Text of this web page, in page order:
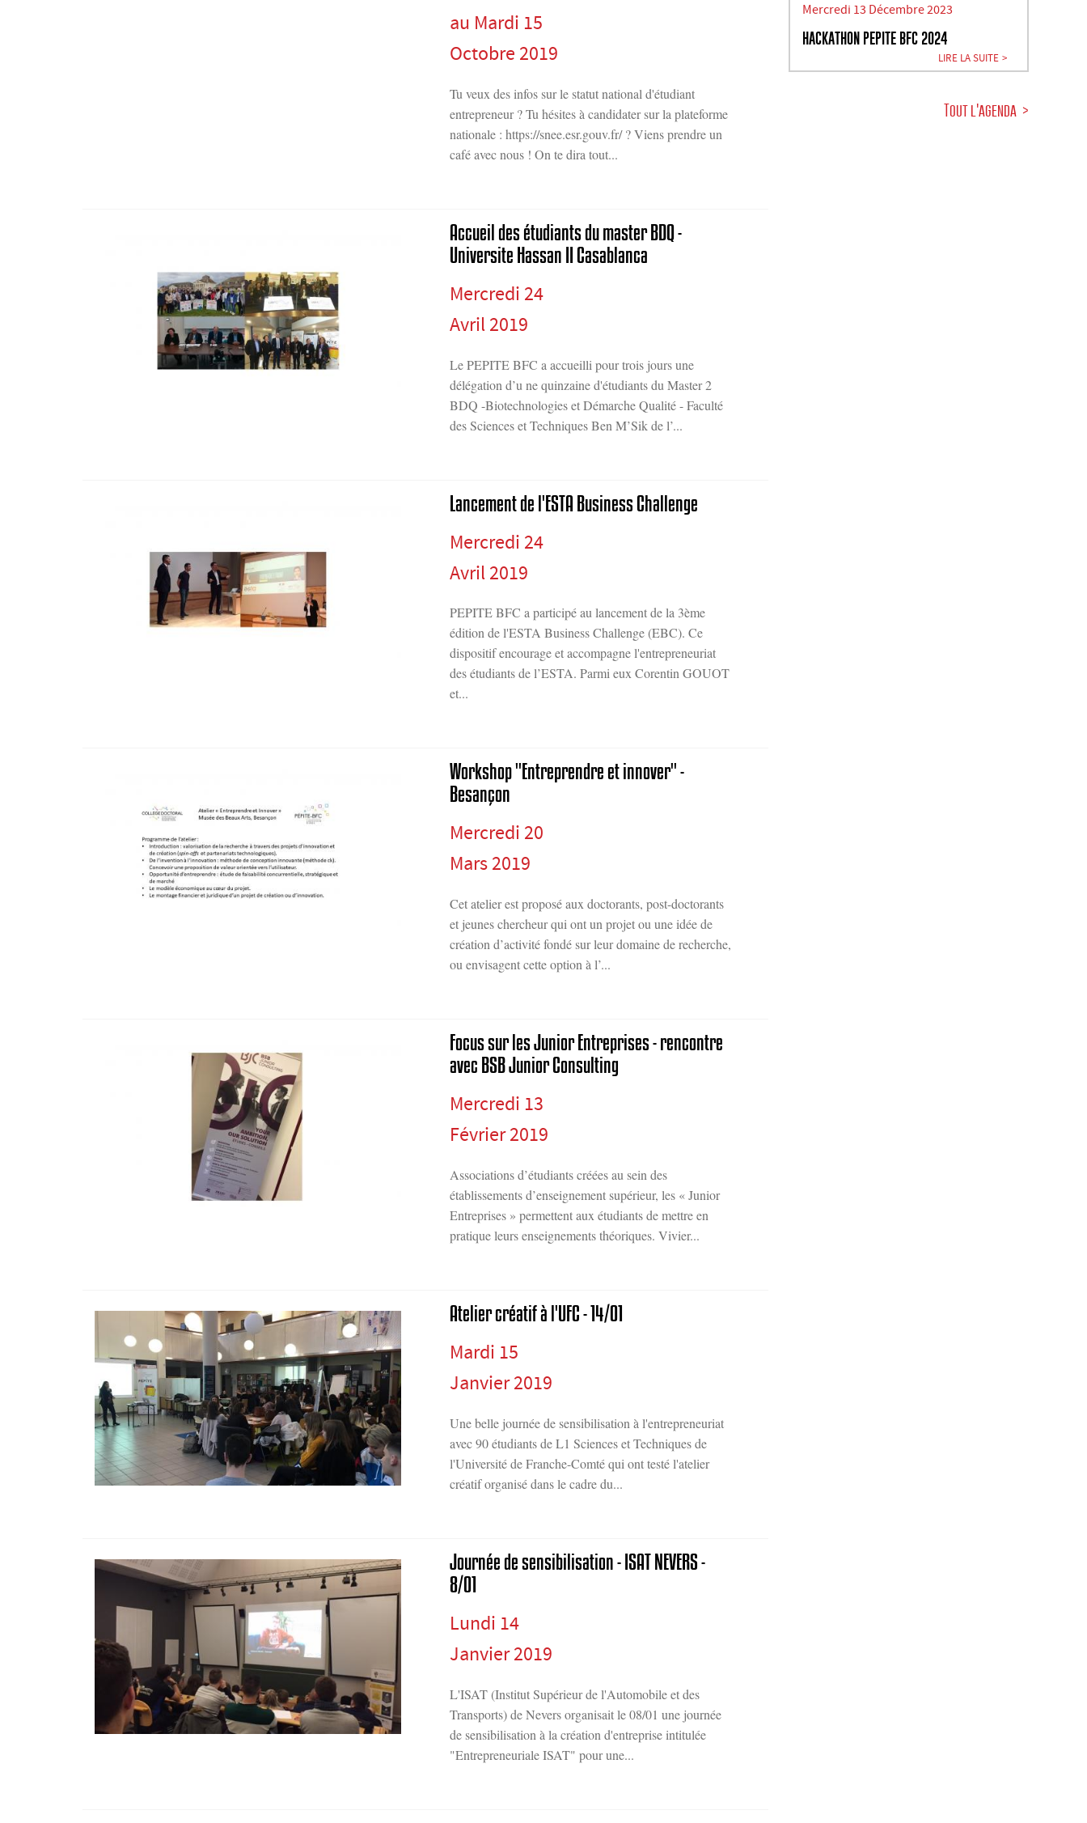
au Mardi 15
Octobre 2019
Tu veux des infos sur le statut national d'étudiant
entrepreneur ? Tu hésites à candidater sur la plateforme
nationale : https://snee.esr.gouv.fr/ ? Viens prendre un
café avec nous ! On te dira tout...
Accueil des étudiants du master BDQ -
Universite Hassan II Casablanca
Mercredi 24
Avril 2019
Le PEPITE BFC a accueilli pour trois jours une
délégation d’u ne quinzaine d'étudiants du Master 2
BDQ -Biotechnologies et Démarche Qualité - Faculté
des Sciences et Techniques Ben M’Sik de l’...
Lancement de l'ESTA Business Challenge
Mercredi 24
Avril 2019
PEPITE BFC a participé au lancement de la 3ème
édition de l'ESTA Business Challenge (EBC). Ce
dispositif encourage et accompagne l'entrepreneuriat
des étudiants de l’ESTA. Parmi eux Corentin GOUOT
et...
Workshop "Entreprendre et innover" -
Besançon
Mercredi 20
Mars 2019
Cet atelier est proposé aux doctorants, post-doctorants
et jeunes chercheur qui ont un projet ou une idée de
création d’activité fondé sur leur domaine de recherche,
ou envisagent cette option à l’...
Focus sur les Junior Entreprises - rencontre
avec BSB Junior Consulting
Mercredi 13
Février 2019
Associations d’étudiants créées au sein des
établissements d’enseignement supérieur, les « Junior
Entreprises » permettent aux étudiants de mettre en
pratique leurs enseignements théoriques. Vivier...
Atelier créatif à l'UFC - 14/01
Mardi 15
Janvier 2019
Une belle journée de sensibilisation à l'entrepreneuriat
avec 90 étudiants de L1 Sciences et Techniques de
l'Université de Franche-Comté qui ont testé l'atelier
créatif organisé dans le cadre du...
Journée de sensibilisation - ISAT NEVERS -
8/01
Lundi 14
Janvier 2019
L'ISAT (Institut Supérieur de l'Automobile et des
Transports) de Nevers organisait le 08/01 une journée
de sensibilisation à la création d'entreprise intitulée
"Entrepreneuriale ISAT" pour une...
Mercredi 13 Décembre 2023
HACKATHON PEPITE BFC 2024
LIRE LA SUITE
Tout l'agenda